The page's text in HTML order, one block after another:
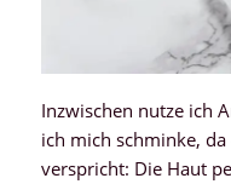
Inzwischen nutze ich
ich mich schminke,
verspricht: Die Haut